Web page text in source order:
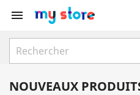

NOUVEAUX